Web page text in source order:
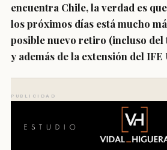
encuentra Chile, la verdad es
los próximos días está mucho
posible nuevo retiro (incluso del
y además de la extensión del
PUBLICIDAD